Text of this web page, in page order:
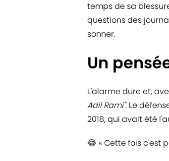
temps de sa
questions des
sonner.
Un
L'alarme dure et,
Adil Rami". Le
2018, qui avait été
😂 « Cette fois c'est